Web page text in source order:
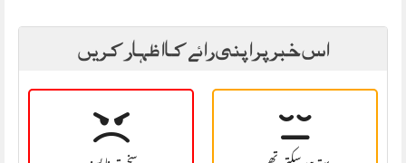
اس خبر پر اپنی رائے کا اظہار کریں